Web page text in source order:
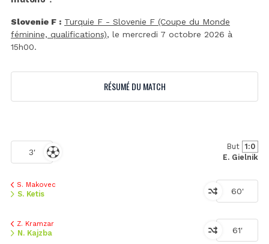
Slovenie F : Turquie F - Slovenie F (Coupe du Monde
féminine, qualifications), le mercredi 7 octobre 2026 à
15h00.
RÉSUMÉ DU MATCH
3'
But 1:0
E. Gielnik
60'
S. Makovec
S. Ketis
61'
Z. Kramzar
N. Kajzba